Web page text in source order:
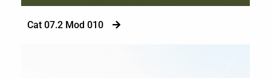
Cat 07.2 Mod 010